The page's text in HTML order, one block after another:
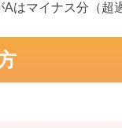
はマイナス分（超